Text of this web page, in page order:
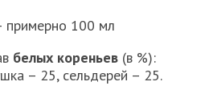
примерно 100 мл
белых кореньев (в %):
– 25, сельдерей – 25.